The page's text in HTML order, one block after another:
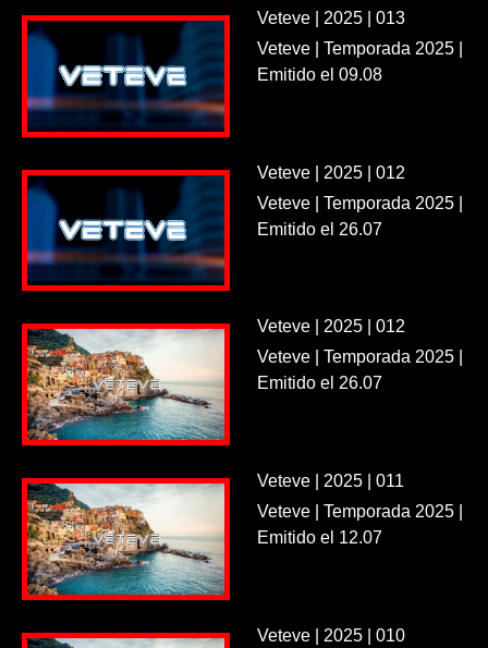
Veteve | 2025 | 013
Veteve | Temporada 2025 |
Emitido el 09.08
Veteve | 2025 | 012
Veteve | Temporada 2025 |
Emitido el 26.07
Veteve | 2025 | 012
Veteve | Temporada 2025 |
Emitido el 26.07
Veteve | 2025 | 011
Veteve | Temporada 2025 |
Emitido el 12.07
Veteve | 2025 | 010